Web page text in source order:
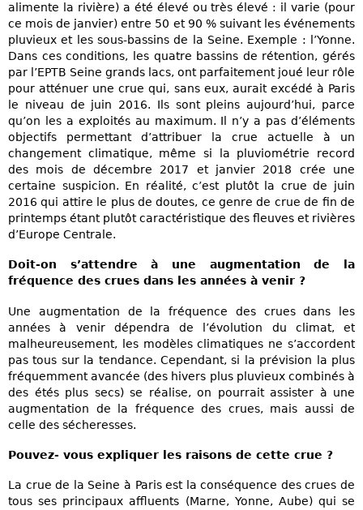
alimente la rivière) a été élevé ou très élevé : il varie (pour
ce mois de janvier) entre 50 et 90 % suivant les événements
pluvieux et les sous-bassins de la Seine. Exemple : l’Yonne.
Dans ces conditions, les quatre bassins de rétention, gérés
par l’EPTB Seine grands lacs, ont parfaitement joué leur rôle
pour atténuer une crue qui, sans eux, aurait excédé à Paris
le niveau de juin 2016. Ils sont pleins aujourd’hui, parce
qu’on les a exploités au maximum. Il n’y a pas d’éléments
objectifs permettant d’attribuer la crue actuelle à un
changement climatique, même si la pluviométrie record
des mois de décembre 2017 et janvier 2018 crée une
certaine suspicion. En réalité, c’est plutôt la crue de juin
2016 qui attire le plus de doutes, ce genre de crue de fin de
printemps étant plutôt caractéristique des fleuves et rivières
d’Europe Centrale.
Doit-on s’attendre à une augmentation de la
fréquence des crues dans les années à venir ?
Une augmentation de la fréquence des crues dans les
années à venir dépendra de l’évolution du climat, et
malheureusement, les modèles climatiques ne s’accordent
pas tous sur la tendance. Cependant, si la prévision la plus
fréquemment avancée (des hivers plus pluvieux combinés à
des étés plus secs) se réalise, on pourrait assister à une
augmentation de la fréquence des crues, mais aussi de
celle des sécheresses.
Pouvez- vous expliquer les raisons de cette crue ?
La crue de la Seine à Paris est la conséquence des crues de
tous ses principaux affluents (Marne, Yonne, Aube) qui se